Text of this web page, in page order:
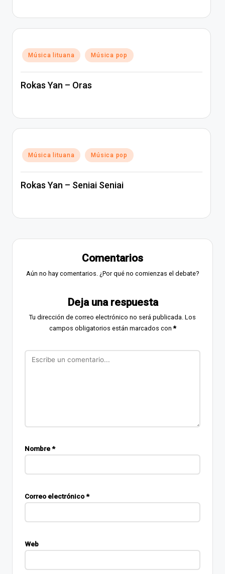
Publicado
en
Música lituana Música pop
Rokas Yan – Oras
Publicado
en
Música lituana Música pop
Rokas Yan – Seniai Seniai
Comentarios
Aún no hay comentarios. ¿Por qué no comienzas el debate?
Deja una respuesta
Tu dirección de correo electrónico no será publicada. Los
campos obligatorios están marcados con*
Nombre*
Correo electrónico*
Web